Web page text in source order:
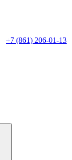
+7 (861) 206-01-13